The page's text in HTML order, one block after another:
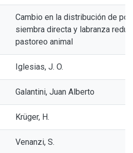
Cambio en la distribución de
siembra directa y labranza
pastoreo animal
Iglesias, J. O.
Galantini, Juan Alberto
Krüger, H.
Venanzi, S.